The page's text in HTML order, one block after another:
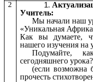
2
Учитель:
Мы начали наш
«Уникальная
Как вы думаете,
нашего изучения на
Подумайте,
сегодняшнего урока?
(если возможна
прочесть